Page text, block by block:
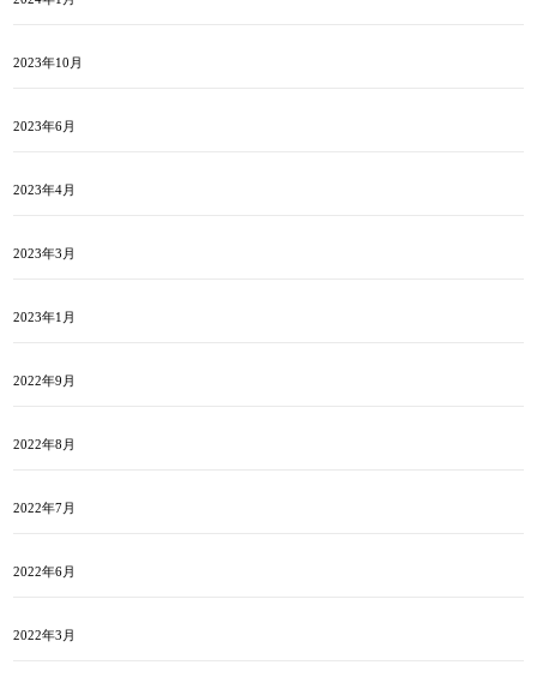
2023年10月
2023年6月
2023年4月
2023年3月
2023年1月
2022年9月
2022年8月
2022年7月
2022年6月
2022年3月